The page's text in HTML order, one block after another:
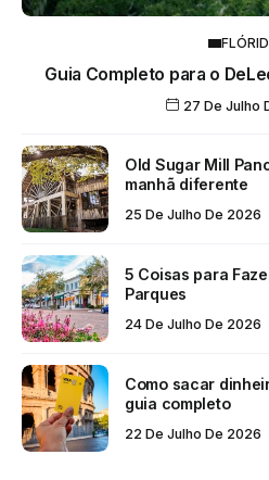
Guia Completo para o
27 De Julho
Old Sugar Mill
manhã diferente
25 De Julho De 2026
5 Coisas para
Parques
24 De Julho De 2026
Como sacar
guia completo
22 De Julho De 2026